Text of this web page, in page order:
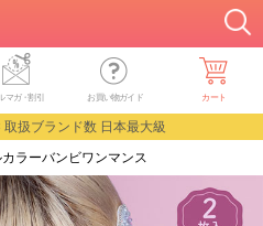
マガ・割引 お買い物ガイド カート
扱ブランド数 日本最大級
ラーバンビワンマンス